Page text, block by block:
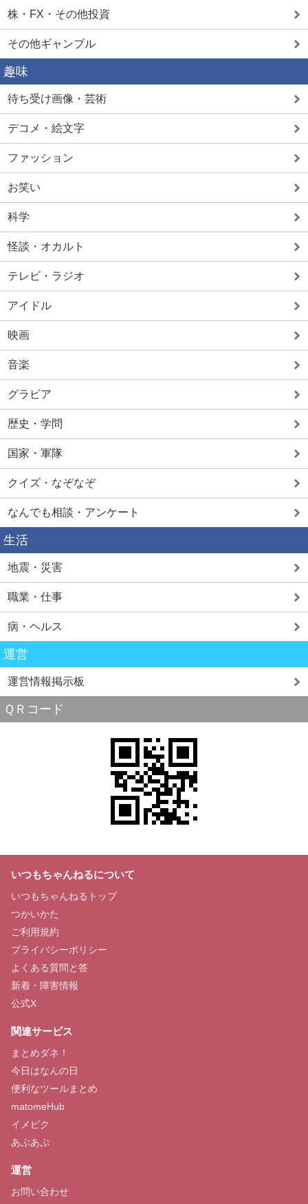
株・FX・その他投資
その他ギャンブル
趣味
待ち受け画像・芸術
デコメ・絵文字
ファッション
お笑い
科学
怪談・オカルト
テレビ・ラジオ
アイドル
映画
音楽
グラビア
歴史・学問
国家・軍隊
クイズ・なぞなぞ
なんでも相談・アンケート
生活
地震・災害
職業・仕事
病・ヘルス
運営
運営情報掲示板
ＱＲコード
いつもちゃんねるについて
いつもちゃんねるトップ
つかいかた
ご利用規約
プライバシーポリシー
よくある質問と答
新着・障害情報
公式X
関連サービス
まとめダネ！
今日はなんの日
便利なツールまとめ
matomeHub
イメピク
あぷあぷ
運営
お問い合わせ